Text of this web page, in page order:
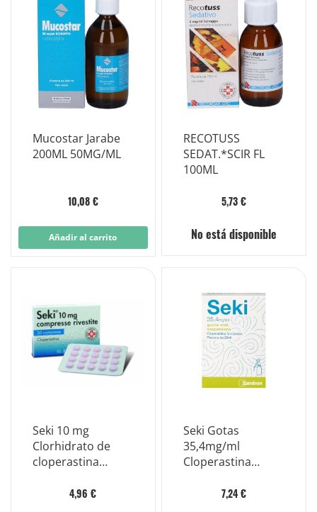
Mucostar Jarabe
200ML 50MG/ML
10,08 €
Añadir al carrito
RECOTUSS
SEDAT.*SCIR FL
100ML
5,73 €
No está disponible
Seki 10 mg
Clorhidrato de
cloperastina
4,96 €
Seki Gotas
35,4mg/ml
Cloperastina
Tos Frasco 25ml
7,24 €